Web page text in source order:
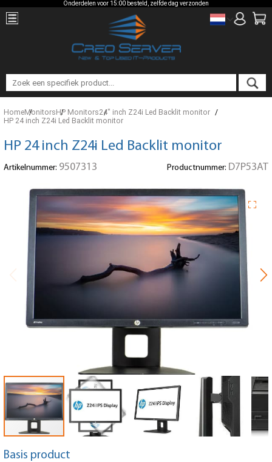
Onderdelen voor 15:00 besteld, zelfde dag verzonden
HomeMonitorsHP Monitors24" inch Z24i Led Backlit monitor
HP 24 inch Z24i Led Backlit monitor
HP 24 inch Z24i Led Backlit monitor
Artikelnummer: 9507313 Productnummer: D7P53AT
Basis product